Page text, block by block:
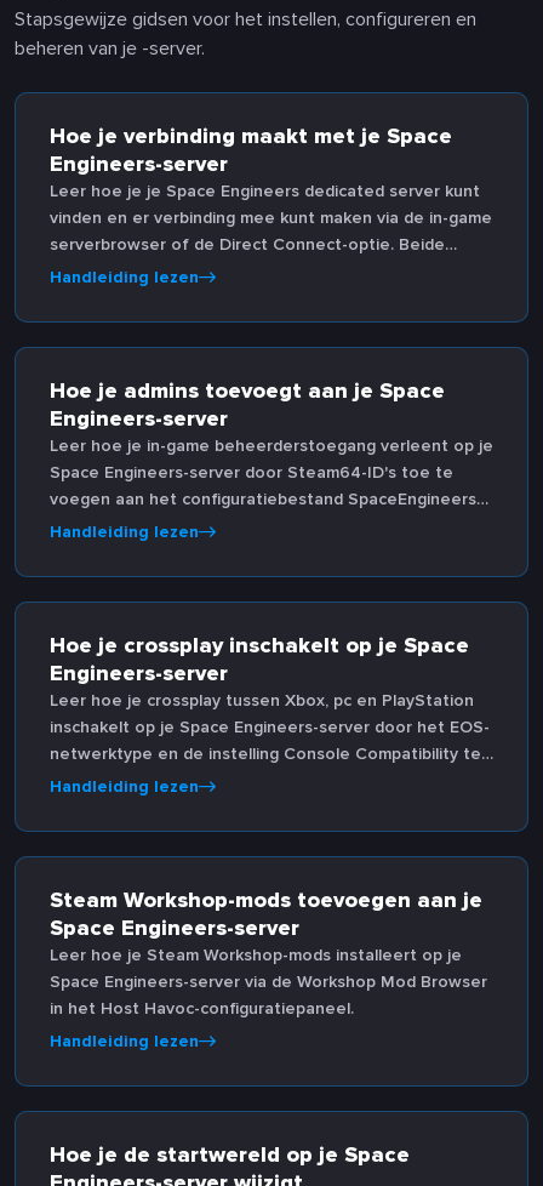
Stapsgewijze gidsen voor het instellen, configureren en
beheren van je -server.
Hoe je verbinding maakt met je Space
Engineers-server
Leer hoe je je Space Engineers dedicated server kunt
vinden en er verbinding mee kunt maken via de in-game
serverbrowser of de Direct Connect-optie. Beide
methoden worden stap voor stap uitgelegd.
Handleiding lezen
Hoe je admins toevoegt aan je Space
Engineers-server
Leer hoe je in-game beheerderstoegang verleent op je
Space Engineers-server door Steam64-ID's toe te
voegen aan het configuratiebestand SpaceEngineers-
Dedicated.cfg.
Handleiding lezen
Hoe je crossplay inschakelt op je Space
Engineers-server
Leer hoe je crossplay tussen Xbox, pc en PlayStation
inschakelt op je Space Engineers-server door het EOS-
netwerktype en de instelling Console Compatibility te
configureren in SpaceEngineers-Dedicated.cfg.
Handleiding lezen
Steam Workshop-mods toevoegen aan je
Space Engineers-server
Leer hoe je Steam Workshop-mods installeert op je
Space Engineers-server via de Workshop Mod Browser
in het Host Havoc-configuratiepaneel.
Handleiding lezen
Hoe je de startwereld op je Space